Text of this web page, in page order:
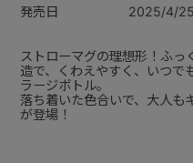
発売日
2025/4/25
ストローマグの理想形！ふっ
造で、くわえやすく、いつ
ラージボトル。
落ち着いた色合いで、大人も
が登場！